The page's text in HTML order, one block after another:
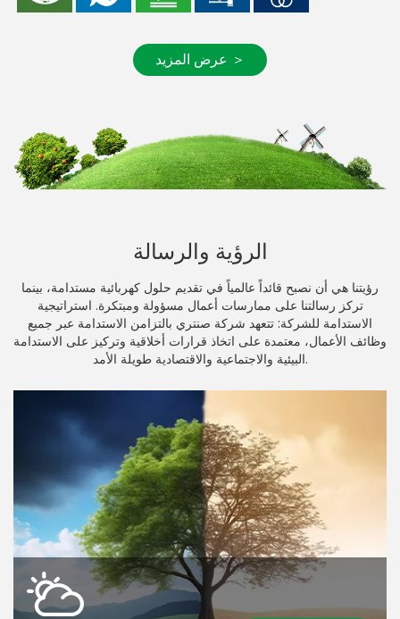
عرض المزيد ＞
الرؤية والرسالة
رؤيتنا هي أن نصبح قائداً عالمياً في تقديم حلول كهربائية مستدامة، بينما
تركز رسالتنا على ممارسات أعمال مسؤولة ومبتكرة. استراتيجية
الاستدامة للشركة: تتعهد شركة صنتري بالتزامن الاستدامة عبر جميع
وظائف الأعمال، معتمدة على اتخاذ قرارات أخلاقية وتركيز على الاستدامة
البيئية والاجتماعية والاقتصادية طويلة الأمد.